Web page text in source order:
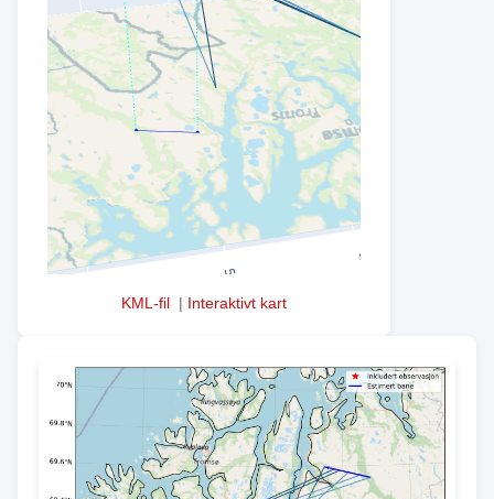
KML-fil | Interaktivt kart